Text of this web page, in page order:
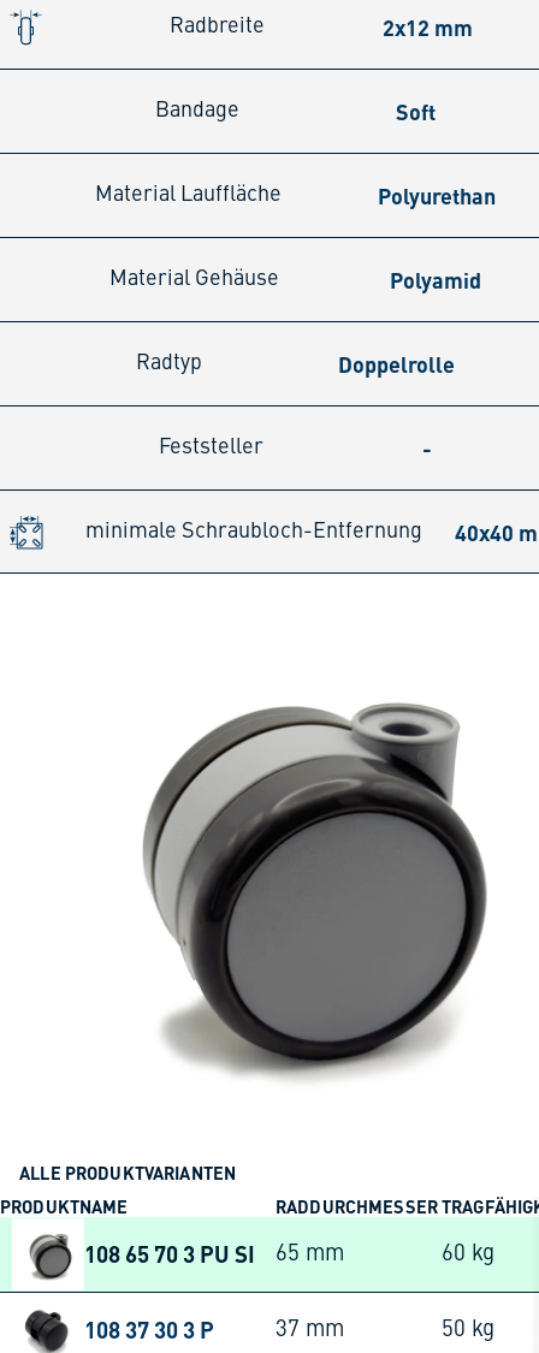
Radbreite 2x12 mm
Bandage Soft
Material Lauffläche Polyurethan
Material Gehäuse Polyamid
Radtyp Doppelrolle
Feststeller -
minimale Schraubloch-Entfernung 40x40
ALLE PRODUKTVARIANTEN
PRODUKTNAME
RADDURCHMESSER
108 65 70 3 PU SI 65 mm 60 kg
108 37 30 3 P 37 mm 50 kg